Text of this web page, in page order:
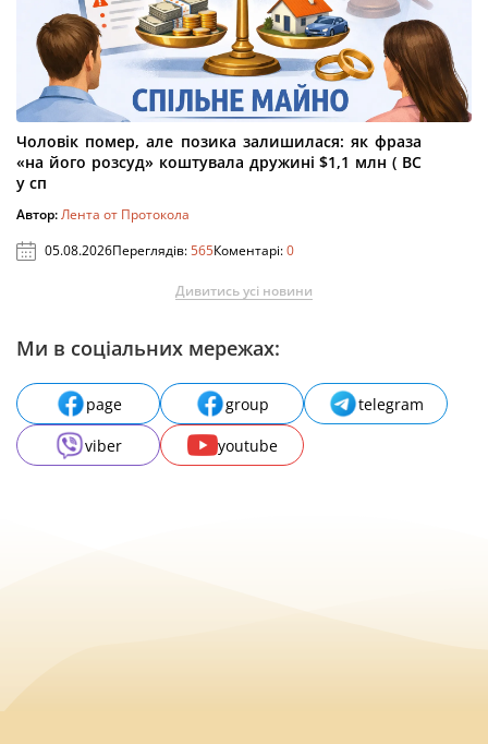
Чоловік помер, але позика залишилася: як фраза
«на його розсуд» коштувала дружині $1,1 млн ( ВС
у сп
Автор:Лента от Протокола
05.08.2026Переглядів:565Коментарі:0
Дивитись усі новини
Ми в соціальних мережах:
page group
telegram
viber
youtube